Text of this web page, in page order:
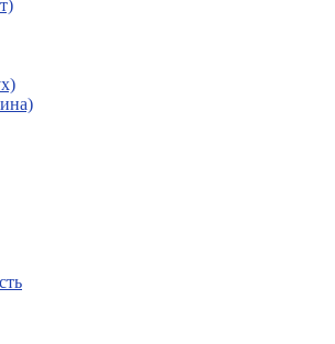
УТОГ
ваші права, послуги та підтримка:
справи
матеріали від Т. Ломакіної
УТОГ
ради УТОГ ⩺